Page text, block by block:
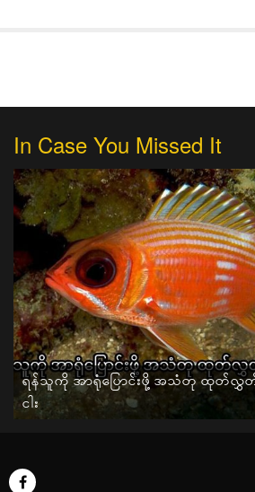
In Case You Missed It
ရန်သူကို အာရုံပြောင်းဖို့ အသံတု ထုတ်လွှ
ငါး